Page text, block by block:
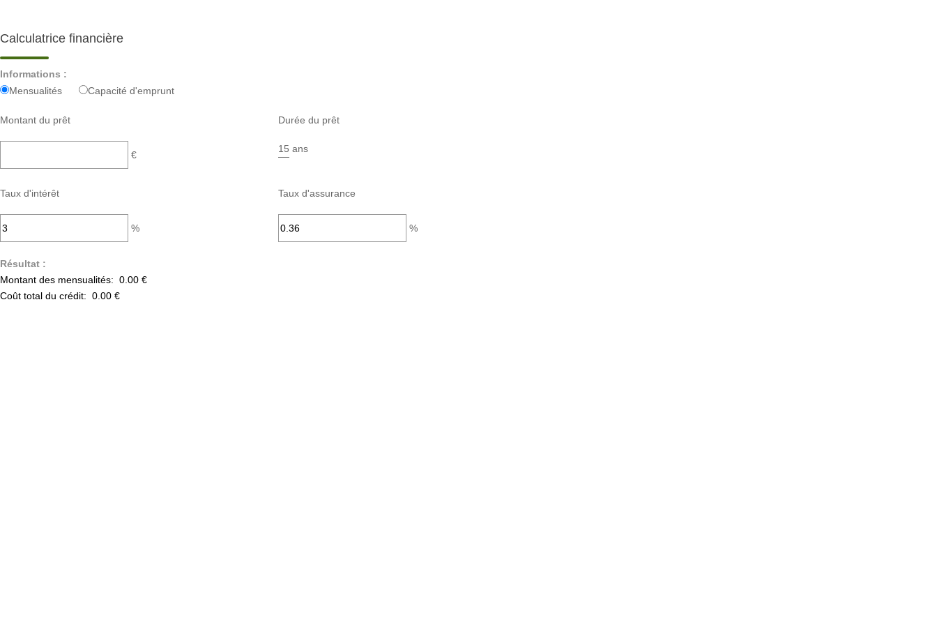
Calculatrice financière
Informations :
Mensualités
Capacité d'emprunt
Montant du prêt
€
Durée du prêt
ans
Taux d'intérêt
%
Taux d'assurance
%
Résultat :
Montant des mensualités: 0.00 €
Coût total du crédit: 0.00 €